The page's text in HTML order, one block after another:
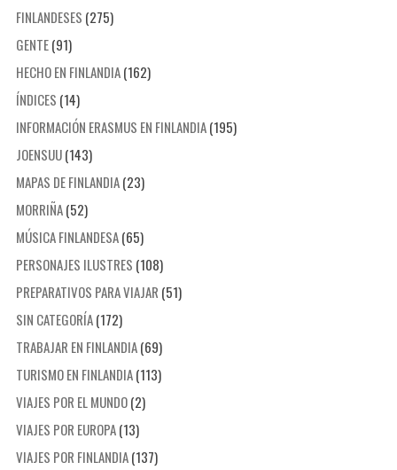
FINLANDESES (275)
GENTE(91)
HECHO EN FINLANDIA(162)
ÍNDICES (14)
INFORMACIÓN ERASMUS EN FINLANDIA(195)
JOENSUU(143)
MAPAS DE FINLANDIA(23)
MORRIÑA(52)
MÚSICA FINLANDESA(65)
PERSONAJES ILUSTRES (108)
PREPARATIVOS PARA VIAJAR (51)
SIN CATEGORÍA(172)
TRABAJAR EN FINLANDIA(69)
TURISMO EN FINLANDIA(113)
VIAJES POR EL MUNDO(2)
VIAJES POR EUROPA(13)
VIAJES POR FINLANDIA(137)